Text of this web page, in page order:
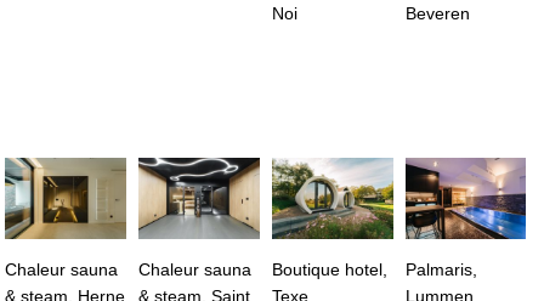
Noi
Beveren
Chaleur sauna
& steam, Herne
Chaleur sauna
& steam, Saint
Boutique hotel,
Texe
Palmaris,
Lummen